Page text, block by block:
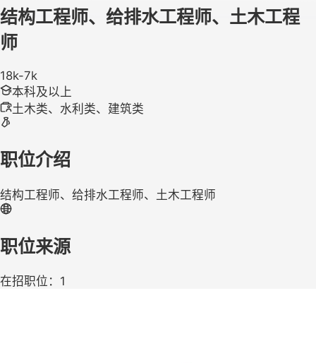
结构工程师、给排水工程师、土木工程
师
18k-7k
本科及以上
土木类、水利类、建筑类
职位介绍
结构工程师、给排水工程师、土木工程师
职位来源
在招职位：1